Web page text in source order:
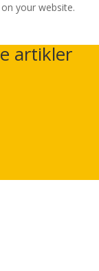
your website.
artikler